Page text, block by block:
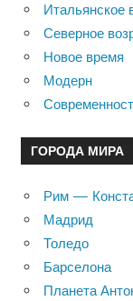
Итальянское
Северное
Новое время
Модерн
ГОРОДА МИРА
Рим —
Мадрид
Толедо
Барселона
Планета